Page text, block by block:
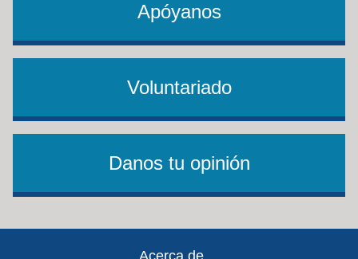
Apóyanos
Voluntariado
Danos tu opinión
Acerca de ...